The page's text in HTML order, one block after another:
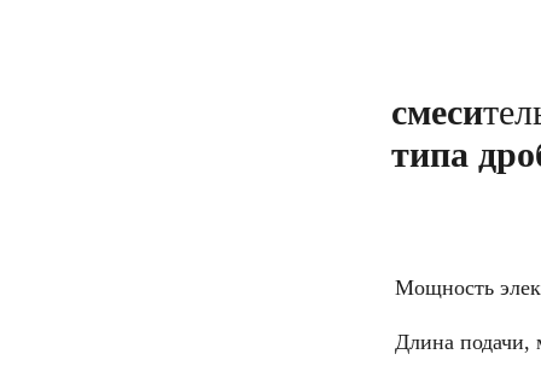
смеси
типа
Мощность
Длина подачи,